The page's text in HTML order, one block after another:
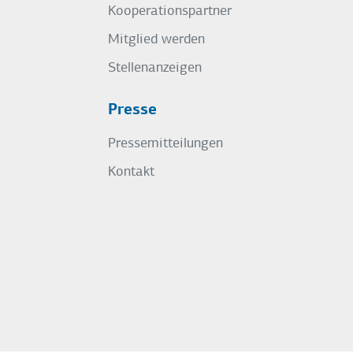
Kooperationspartner
Mitglied werden
Stellenanzeigen
Presse
Pressemitteilungen
Kontakt